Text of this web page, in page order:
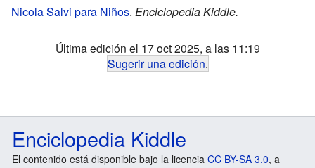
Nicola Salvi para Niños. Enciclopedia Kiddle.
Última edición el 17 oct 2025, a las 11:19
Sugerir una edición.
Enciclopedia Kiddle
El contenido está disponible bajo la licencia CC BY-SA 3.0, a